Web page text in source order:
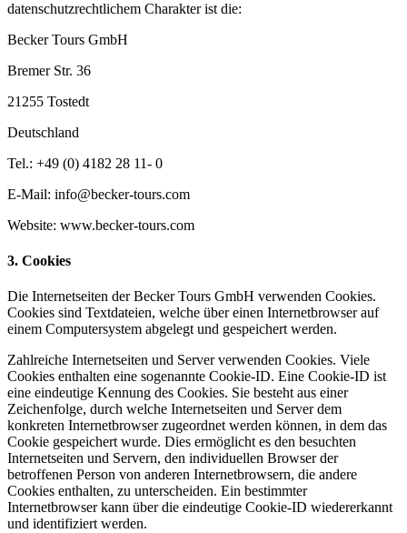
datenschutzrechtlichem Charakter ist die:
Becker Tours GmbH
Bremer Str. 36
21255 Tostedt
Deutschland
Tel.: +49 (0) 4182 28 11- 0
E-Mail: info@becker-tours.com
Website: www.becker-tours.com
3. Cookies
Die Internetseiten der Becker Tours GmbH verwenden Cookies.
Cookies sind Textdateien, welche über einen Internetbrowser auf
einem Computersystem abgelegt und gespeichert werden.
Zahlreiche Internetseiten und Server verwenden Cookies. Viele
Cookies enthalten eine sogenannte Cookie-ID. Eine Cookie-ID ist
eine eindeutige Kennung des Cookies. Sie besteht aus einer
Zeichenfolge, durch welche Internetseiten und Server dem
konkreten Internetbrowser zugeordnet werden können, in dem das
Cookie gespeichert wurde. Dies ermöglicht es den besuchten
Internetseiten und Servern, den individuellen Browser der
betroffenen Person von anderen Internetbrowsern, die andere
Cookies enthalten, zu unterscheiden. Ein bestimmter
Internetbrowser kann über die eindeutige Cookie-ID wiedererkannt
und identifiziert werden.